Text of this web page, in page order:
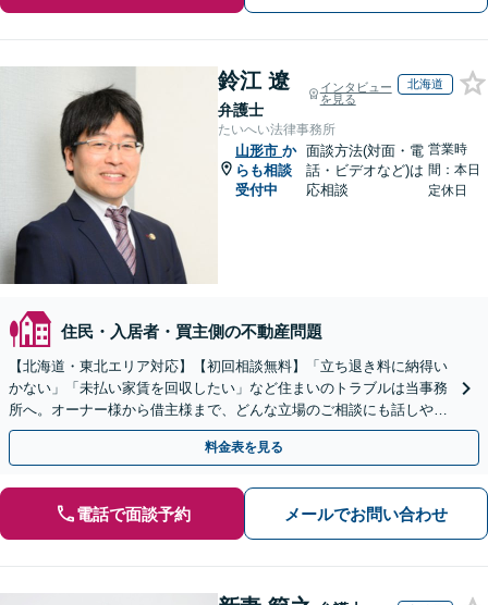
鈴江 遼
弁護士
インタビュー
を見る
北海道
たいへい法律事務所
山形市 か
らも相談
受付中
面談方法(対面・電
話・ビデオなど)は
応相談
営業時
間：本日
定休日
住民・入居者・買主側の不動産問題
【北海道・東北エリア対応】【初回相談無料】「立ち退き料に納得い
かない」「未払い家賃を回収したい」など住まいのトラブルは当事務
所へ。オーナー様から借主様まで、どんな立場のご相談にも話しやす
い弁護士が対応します。ＷＥＢ面談可。
料金表を見る
電話で面談予約 メールでお問い合わせ